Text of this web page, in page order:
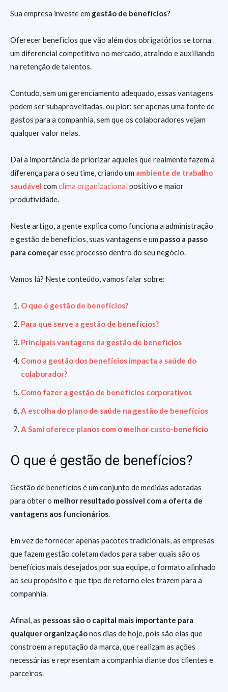
Sua empresa investe em gestão de benefícios?
Oferecer benefícios que vão além dos obrigatórios se torna
um diferencial competitivo no mercado, atraindo e auxiliando
na retenção de talentos.
Contudo, sem um gerenciamento adequado, essas vantagens
podem ser subaproveitadas, ou pior: ser apenas uma fonte de
gastos para a companhia, sem que os colaboradores vejam
qualquer valor nelas.
Daí a importância de priorizar aqueles que realmente fazem a
diferença para o seu time, criando um ambiente de trabalho
saudável com clima organizacional positivo e maior
produtividade.
Neste artigo, a gente explica como funciona a administração
e gestão de benefícios, suas vantagens e um passo a passo
para começaresse processo dentro do seu negócio.
Vamos lá? Neste conteúdo, vamos falar sobre:
O que é gestão de benefícios?
Para que serve a gestão de benefícios?
Principais vantagens da gestão de benefícios
Como a gestão dos benefícios impacta a saúde do
colaborador?
Como fazer a gestão de benefícios corporativos
A escolha do plano de saúde na gestão de benefícios
A Sami oferece planos com o melhor custo-benefício
O que é gestão de benefícios?
Gestão de benefícios é um conjunto de medidas adotadas
para obter o melhor resultado possível com a oferta de
vantagens aos funcionários.
Em vez de fornecer apenas pacotes tradicionais, as empresas
que fazem gestão coletam dados para saber quais são os
benefícios mais desejados por sua equipe, o formato alinhado
ao seu propósito e que tipo de retorno eles trazem para a
companhia.
Afinal, as pessoas são o capital mais importante para
qualquer organizaçãonos dias de hoje, pois são elas que
constroem a reputação da marca, que realizam as ações
necessárias e representam a companhia diante dos clientes e
parceiros.